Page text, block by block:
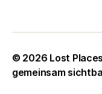
© 2026 Lost
gemeinsam